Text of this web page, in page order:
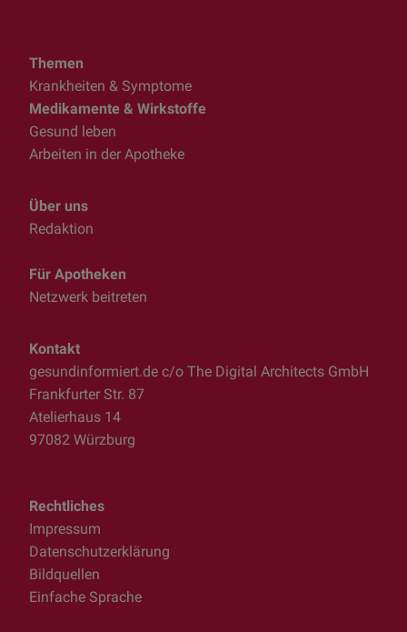
Themen
Krankheiten & Symptome
Medikamente & Wirkstoffe
Gesund leben
Arbeiten in der Apotheke
Über uns
Redaktion
Für Apotheken
Netzwerk beitreten
Kontakt
gesundinformiert.de c/o The Digital Architects GmbH
Frankfurter Str. 87
Atelierhaus 14
97082 Würzburg
Rechtliches
Impressum
Datenschutzerklärung
Bildquellen
Einfache Sprache